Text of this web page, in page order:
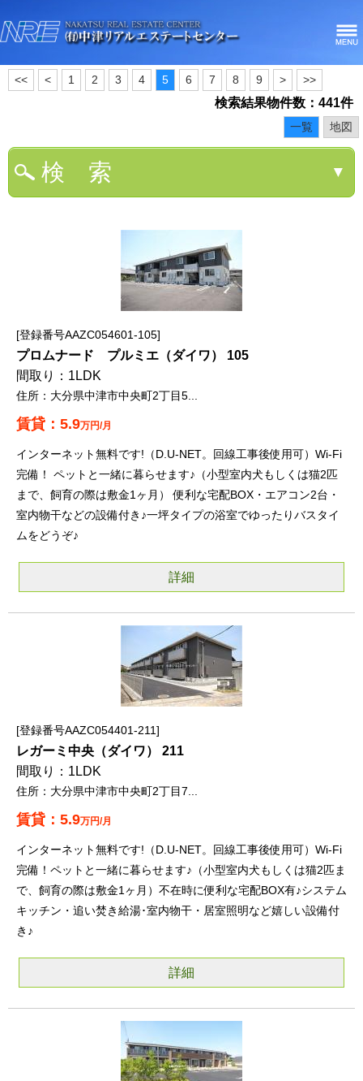
<< < 1 2 3 4 5 6 7 8 9 > >>
検索結果物件数：441件
地図
一覧
検 索 ▼
登録番号AAZC054601-105
プロムナード プルミエ（ダイワ） 105
1LDK
大分県中津市中央町2丁目5...
5.9万円/月
インターネット無料です!（D.U-NET。回線工事後使用可）Wi-Fi
完備！ ペットと一緒に暮らせます♪（小型室内犬もしくは猫2匹
まで、飼育の際は敷金1ヶ月） 便利な宅配BOX・エアコン2台・
室内物干などの設備付き♪一坪タイプの浴室でゆったりバスタイ
ムをどうぞ♪
詳細
登録番号AAZC054401-211
レガーミ中央（ダイワ） 211
1LDK
大分県中津市中央町2丁目7...
5.9万円/月
インターネット無料です!（D.U-NET。回線工事後使用可）Wi-Fi
完備！ペットと一緒に暮らせます♪（小型室内犬もしくは猫2匹ま
で、飼育の際は敷金1ヶ月）不在時に便利な宅配BOX有♪システム
キッチン・追い焚き給湯･室内物干・居室照明など嬉しい設備付
き♪
詳細